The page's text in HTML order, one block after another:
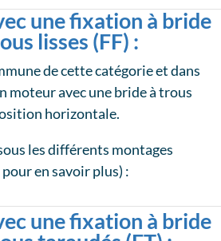
une fixation à bride
lisses (FF) :
de cette catégorie et dans
moteur avec une bride à trous
horizontale.
les différents montages
en savoir plus) :
une fixation à bride